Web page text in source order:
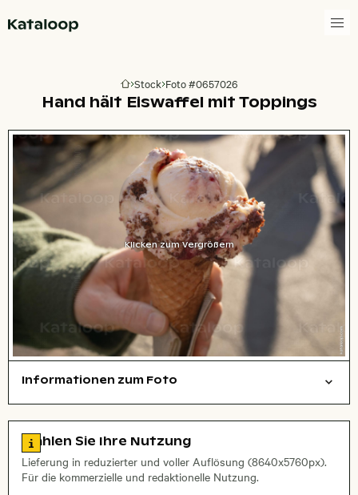
Zur Homepage
Stock Foto #0657026
Hand hält Eiswaffel mit Toppings
Klicken zum Vergrößern
Informationen zum Foto
Zu den Lizenzinformationen springen
Wählen Sie Ihre Nutzung
Lieferung in reduzierter und voller Auflösung (8640x5760px).
Für die kommerzielle und redaktionelle Nutzung.